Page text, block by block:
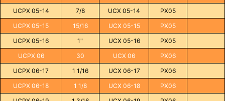
UCPX 05-14
7/8 UCX 05-14
PX05
UCPX 05-15
15/16 UCX 05-15
PX05
UCPX 05-16
1" UCX 05-16
PX05
UCPX 06
30 UCX 06
PX06
UCPX 06-17
1 1/16 UCX 06-17
PX06
UCPX 06-18
1 1/8 UCX 06-18
PX06